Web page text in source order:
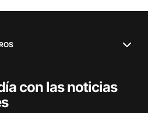
con las noticias